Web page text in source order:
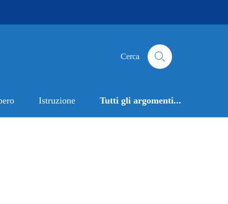
Cerca
Istruzione Tutti gli argomenti...